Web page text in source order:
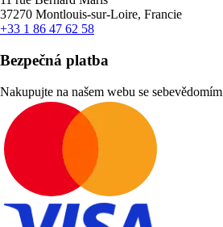
37270 Montlouis-sur-Loire, Francie
+33 1 86 47 62 58
Bezpečná platba
Nakupujte na našem webu se sebevědomím